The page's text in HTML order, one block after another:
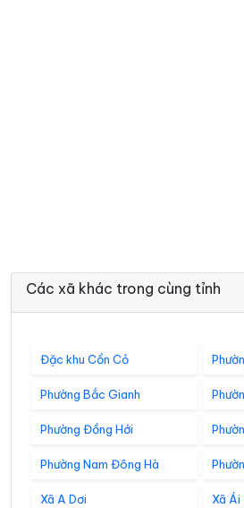
Các xã khác trong cùng tỉnh
Đặc khu Cồn Cỏ
Phường Bắc Gianh
Phường Đồng Hới
Phường Nam Đông Hà
Xã A Dơi Xã Ái